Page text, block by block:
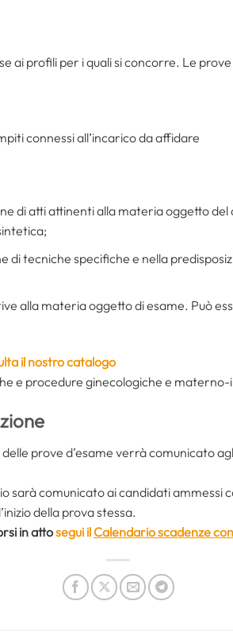
ai profili per i quali si concorre. Le
connessi all’incarico da affidare
di atti attinenti alla materia oggetto
di tecniche specifiche e nella
alla materia oggetto di esame. Può
il nostro catalogo
e procedure ginecologiche e
prove d’esame verrà comunicato
sarà comunicato ai candidati ammessi
della prova stessa.
in attosegui ilCalendario scadenze